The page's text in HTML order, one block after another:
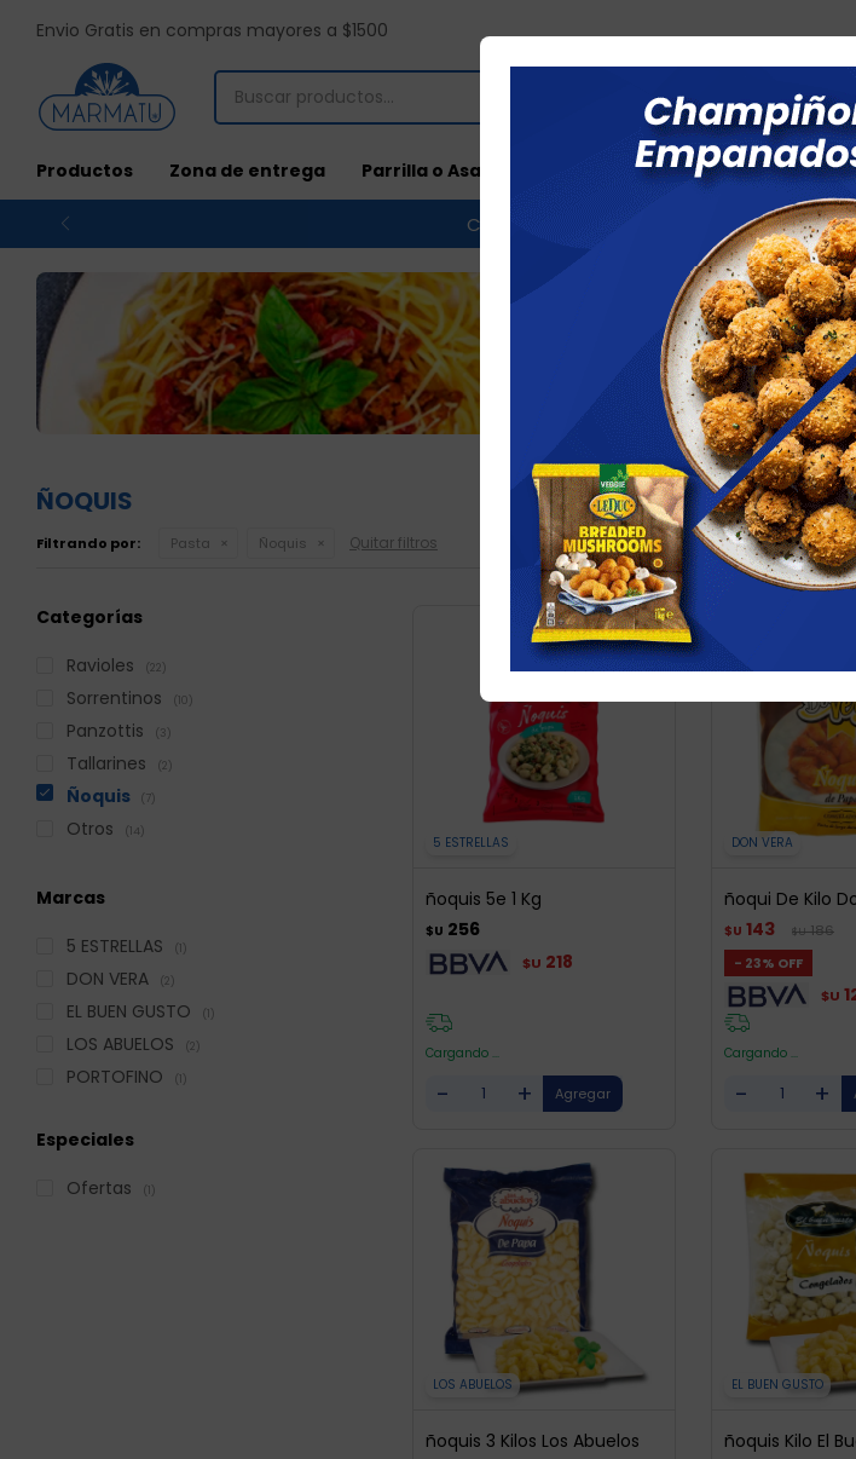
Compras menores a $ 1500 costo de
Productos Zona de entrega Parrilla o Asado Blog Ofertas
Envio Gratis en compras mayores a $1500
ÑOQUIS
Filtrando por: Pasta Ñoquis Quitar filtros
5 ESTRELLAS
ñoquis 5e 1 Kg
$U 256
$U 218
Cargando ...
- +
DON VERA
ñoqui De Kilo
$U 143 $U 186
23
$U
Cargando ...
- +
LOS ABUELOS
ñoquis 3 Kilos Los Abuelos
EL BUEN GUSTO
ñoquis Kilo El
Categorías
Ravioles
(22)
Sorrentinos (10)
Panzottis (3)
Tallarines (2)
Ñoquis (7)
Otros (14)
Marcas
5 ESTRELLAS
(1)
DON VERA (2)
EL BUEN GUSTO (1)
LOS ABUELOS (2)
PORTOFINO (1)
Especiales
Ofertas
(1)